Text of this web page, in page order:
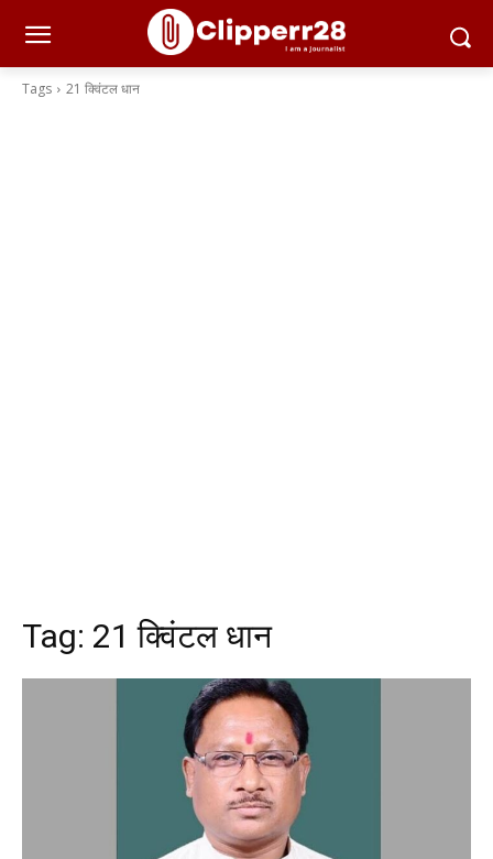
Tags 21 क्विंटल धान
Tag: 21 क्विंटल धान